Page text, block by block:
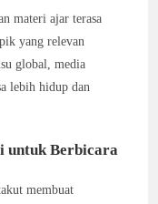
materi ajar terasa
yang relevan
global, media
lebih hidup dan
untuk Berbicara
membuat